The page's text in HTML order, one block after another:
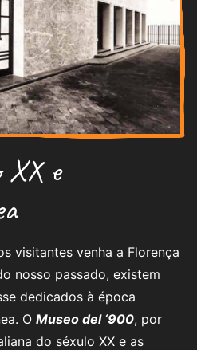
XX e
visitantes venha a Florença
nosso passado, existem
dedicados à época
O Museo del ‘900, por
do séxulo XX e as